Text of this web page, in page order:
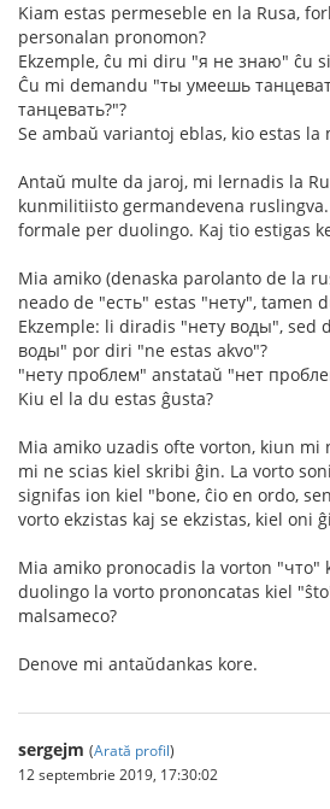
Kiam estas permeseble en la Rusa,
personalan pronomon?
Ekzemple, ĉu mi diru "я не знаю" ĉu
Ĉu mi demandu "ты умеешь
танцевать?"?
Se ambaŭ variantoj eblas, kio estas la
Antaŭ multe da jaroj, mi lernadis la
kunmilitiisto germandevena
formale per duolingo. Kaj tio estigas
Mia amiko (denaska parolanto de la
neado de "есть" estas "нету", tamen
Ekzemple: li diradis "нету воды", sed
воды" por diri "ne estas akvo"?
"нету проблем" anstataŭ "нет
Kiu el la du estas ĝusta?
Mia amiko uzadis ofte vorton, kiun mi
mi ne scias kiel skribi ĝin. La vorto
signifas ion kiel "bone, ĉio en ordo,
vorto ekzistas kaj se ekzistas, kiel oni
Mia amiko pronocadis la vorton "что"
duolingo la vorto prononcatas kiel
malsameco?
Denove mi antaŭdankas kore.
sergejm (Arată profil)
12 septembrie 2019, 17:30:02